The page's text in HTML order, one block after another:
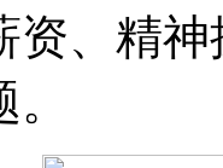
资、精